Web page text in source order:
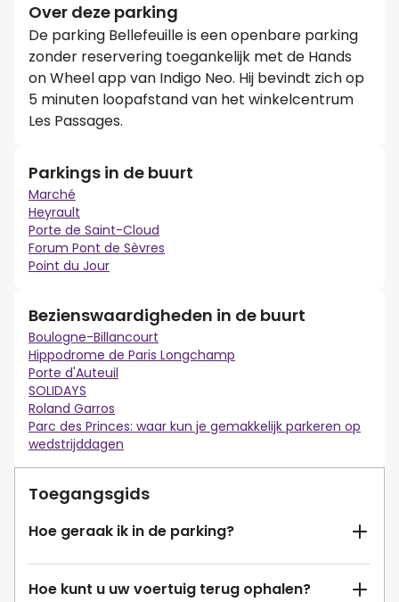
Over deze parking
De parking Bellefeuille is een openbare parking
zonder reservering toegankelijk met de Hands
on Wheel app van Indigo Neo. Hij bevindt zich op
5 minuten loopafstand van het winkelcentrum
Les Passages.
Parkings in de buurt
Marché
Heyrault
Porte de Saint-Cloud
Forum Pont de Sèvres
Point du Jour
Bezienswaardigheden in de buurt
Boulogne-Billancourt
Hippodrome de Paris Longchamp
Porte d'Auteuil
SOLIDAYS
Roland Garros
Parc des Princes: waar kun je gemakkelijk parkeren op
wedstrijddagen
Toegangsgids
Hoe geraak ik in de parking?
Hoe kunt u uw voertuig terug ophalen?